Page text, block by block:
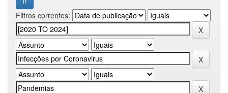
Filtros correntes: